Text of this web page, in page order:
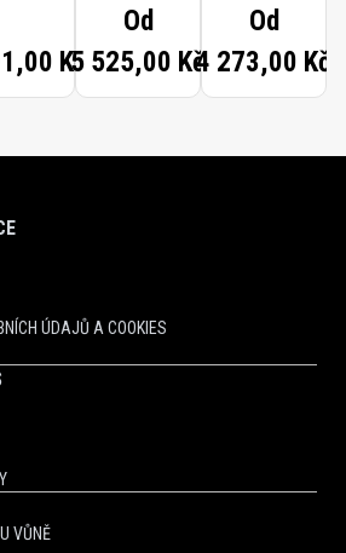
Kč
Od
5 525,00 Kč
Od
4 273,00 Kč
ÚDAJŮ A COOKIES
VŮNĚ